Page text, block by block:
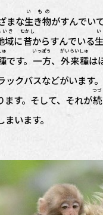
まな生き物
い もの
がすんでい
域
いき
に昔
むかし
からすんでいる
ゅ
です。 一方
いっぽう
、 外来
がいらい
種
しゅ
は
ックバスなどがいます
す。そして、それが続
つづ
います。